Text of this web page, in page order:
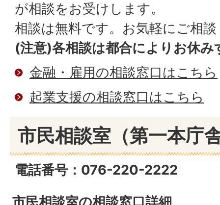
が相談をお受けします。
相談は無料です。お気軽にご相
(注意)各相談は都合によりお休
金融・雇用の相談窓口はこちら
起業支援の相談窓口はこちら
市民相談室（第一本庁
電話番号：076-220-2222